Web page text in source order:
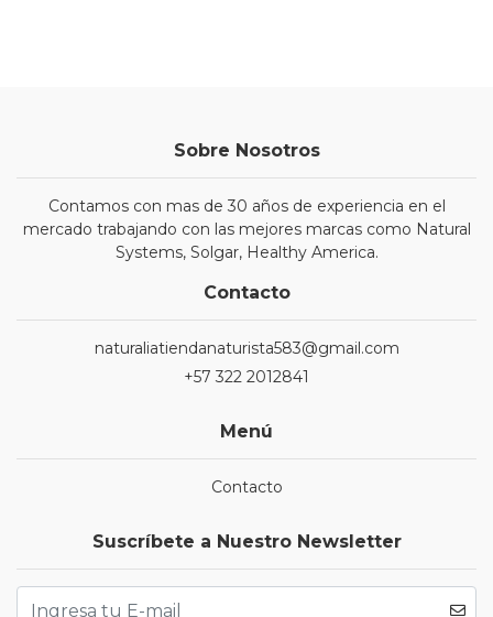
Sobre Nosotros
Contamos con mas de 30 años de experiencia en el
mercado trabajando con las mejores marcas como Natural
Systems, Solgar, Healthy America.
Contacto
naturaliatiendanaturista583@gmail.com
+57 322 2012841
Menú
Contacto
Suscríbete a Nuestro Newsletter